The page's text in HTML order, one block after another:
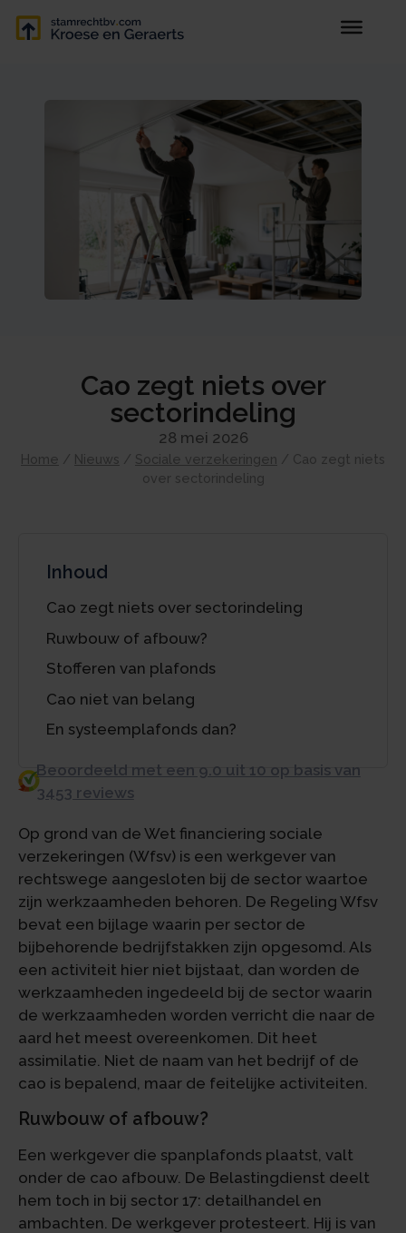
Cao zegt niets over
sectorindeling
28 mei 2026
Home / Nieuws / Sociale verzekeringen / Cao zegt niets
over sectorindeling
Inhoud
Cao zegt niets over sectorindeling
Ruwbouw of afbouw?
Stofferen van plafonds
Cao niet van belang
En systeemplafonds dan?
Beoordeeld met een 9.0 uit 10 op basis van
3453 reviews
Op grond van de Wet financiering sociale
verzekeringen (Wfsv) is een werkgever van
rechtswege aangesloten bij de sector waartoe
zijn werkzaamheden behoren. De Regeling Wfsv
bevat een bijlage waarin per sector de
bijbehorende bedrijfstakken zijn opgesomd. Als
een activiteit hier niet bijstaat, dan worden de
werkzaamheden ingedeeld bij de sector waarin
de werkzaamheden worden verricht die naar de
aard het meest overeenkomen. Dit heet
assimilatie. Niet de naam van het bedrijf of de
cao is bepalend, maar de feitelijke activiteiten.
Ruwbouw of afbouw?
Een werkgever die spanplafonds plaatst, valt
onder de cao afbouw. De Belastingdienst deelt
hem toch in bij sector 17: detailhandel en
ambachten. De werkgever protesteert. Hij is van